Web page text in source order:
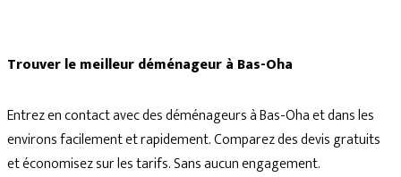
Trouver le meilleur déménageur à Bas-Oha
Entrez en contact avec des déménageurs à Bas-Oha et dans les
environs facilement et rapidement. Comparez des devis gratuits
et économisez sur les tarifs. Sans aucun engagement.